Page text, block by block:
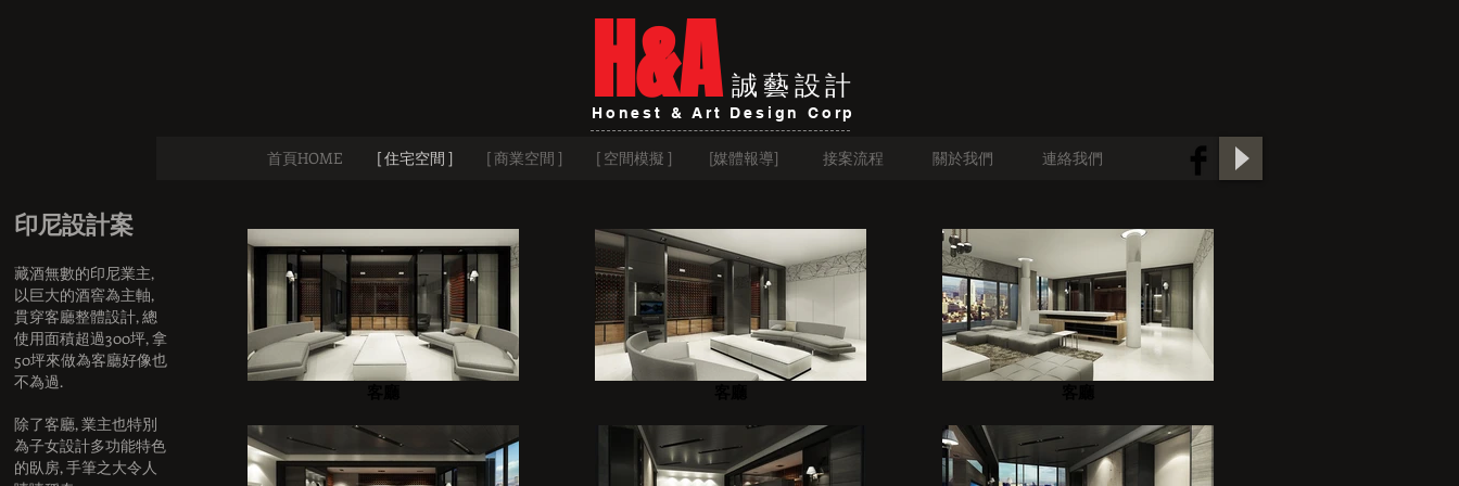
誠藝設計
Honest & Art Design Corp
H&A
首頁HOME [ 住宅空間 ] [ 商業空間 ] [ 空間模擬 ] [媒體報導] 接案流程 關於我們 連絡我們
印尼設計案
藏酒無數的印尼業主,
以巨大的酒窖為主軸,
貫穿客廳整體設計, 總
使用面積超過300坪, 拿
50坪來做為客廳好像也
不為過.
​除了客廳, 業主也特別
為子女設計多功能特色
的臥房, 手筆之大令人